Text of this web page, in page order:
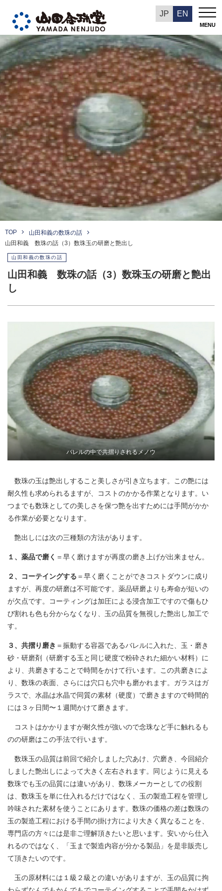
JP EN
MENU
山田和義の数珠の話
TOP
山田和義の数珠の話
山田和義 数珠の話（3）数珠玉の研磨と艶出し
山田和義の数珠の話
山田和義 数珠の話（3）数珠玉の研磨と艶出
し
バレルの中で共摺りされるメノウ
数珠の玉は艶出しすること美しさが引き立ちます。この艶には
耐久性も求められるますが、コストのかかる作業となります。い
つまでも数珠としての美しさを保つ艶を出すためには手間がかか
る作業が必要となります。
艶出しには次の三種類の方法があります。
１、薬品で磨く ＝早く磨けますが再度の磨き上げが出来ません。
２、コーテイングする ＝早く磨くことができコストダウンに成り
ますが、再度の研磨は不可能です。薬品研磨よりも寿命が短いの
が欠点です。コーティングは加圧による浸含加工ですので傷もひ
び割れも色も分からなくなり、玉の品質を無視した艶出し加工で
す。
３、共摺り磨き ＝振動する容器であるバレルに入れた、玉・磨き
砂・研磨剤（研磨する玉と同じ硬度で粉砕された細かい材料）に
より、共磨きすることで時間をかけて行います。この共磨きによ
り、数珠の表面、さらには穴口も穴中も磨かれます。ガラスはガ
ラスで、水晶は水晶で同質の素材（硬度）で磨きますので時間的
には３ヶ日間〜１週間かけて磨きます。
コストはかかりますが耐久性が強いので念珠など手に触れるも
のの研磨はこの手法で行います。
数珠玉の品質は前回で紹介しました穴あけ、穴磨き、今回紹介
しました艶出しによって大きく左右されます。同じように見える
数珠でも玉の品質には違いがあり、数珠メーカーとしての役割
は、数珠玉を単に仕入れるだけではなく、玉の製造工程を管理し
吟味された素材を使うことにあります。数珠の価格の差は数珠の
玉の製造工程における手間の掛け方により大きく異なることを、
専門店の方々には是非ご理解頂きたいと思います。安いから仕入
れるのではなく、「玉まで製造内容が分かる製品」を是非販売し
て頂きたいのです。
玉の原材料には１級２級との違いがありますが、玉の品質に拘